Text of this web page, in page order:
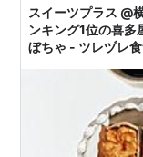
スイーツプラス @
ンキング1位の喜多
ぼちゃ - ツレヅレ